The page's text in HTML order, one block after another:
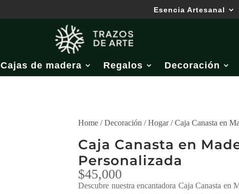
Esencia Artesanal
Cajas de madera Regalos Decoración
Home /Decoración /Hogar/ Caja Canasta en
Caja Canasta en
Personalizada
$45,000
Descubre nuestra encantadora Caja Canasta en